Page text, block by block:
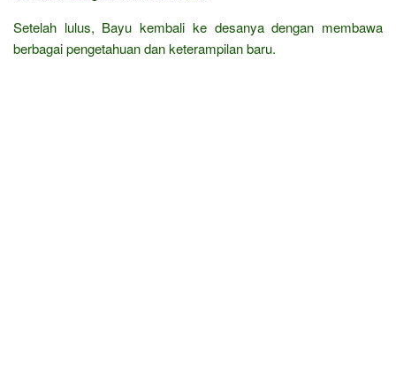
Setelah lulus, Bayu kembali ke desanya dengan membawa
berbagai pengetahuan dan keterampilan baru.